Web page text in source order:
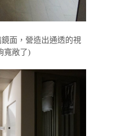
面，營造出通透的視
寬敞了)